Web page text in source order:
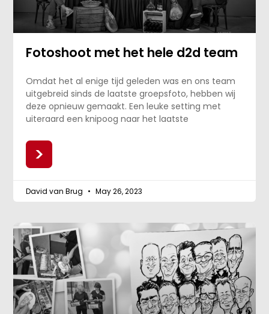
Fotoshoot met het hele d2d team
Omdat het al enige tijd geleden was en ons team
uitgebreid sinds de laatste groepsfoto, hebben wij
deze opnieuw gemaakt. Een leuke setting met
uiteraard een knipoog naar het laatste
>
David van Brug May 26, 2023